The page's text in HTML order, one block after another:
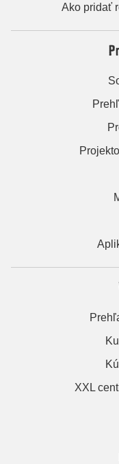
Ako pridať
XXL